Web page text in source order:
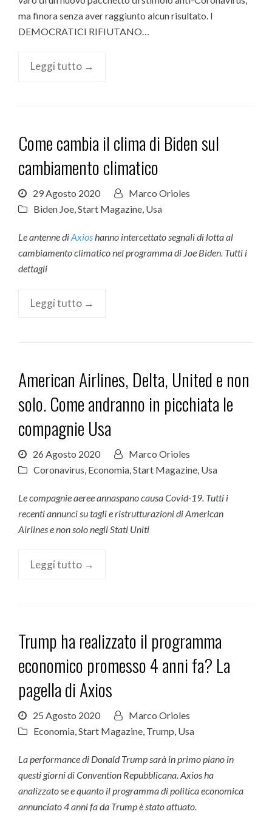
ma finora senza aver raggiunto alcun risultato. I
DEMOCRATICI RIFIUTANO…
Leggi tutto →
Come cambia il clima di Biden sul
cambiamento climatico
29 Agosto 2020
Marco Orioles
Biden Joe Start Magazine Usa
Le antenne diAxios hanno intercettato segnali di lotta al
cambiamento climatico nel programma di Joe Biden. Tutti i
dettagli
Leggi tutto →
American Airlines, Delta, United e non
solo. Come andranno in picchiata le
compagnie Usa
26 Agosto 2020
Marco Orioles
Coronavirus, Economia,Start Magazine, Usa
Le compagnie aeree annaspano causa Covid-19. Tutti i
recenti annunci su tagli e ristrutturazioni di American
Airlines e non solo negli Stati Uniti
Leggi tutto →
Trump ha realizzato il programma
economico promesso 4 anni fa? La
pagella di Axios
25 Agosto 2020
Marco Orioles
Economia Start Magazine Trump Usa
La performance di Donald Trump sarà in primo piano in
questi giorni di Convention Repubblicana. Axios ha
analizzato se e quanto il programma di politica economica
annunciato 4 anni fa da Trump è stato attuato.